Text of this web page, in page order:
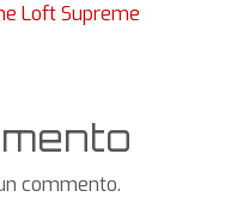
Loft Supreme
commento.